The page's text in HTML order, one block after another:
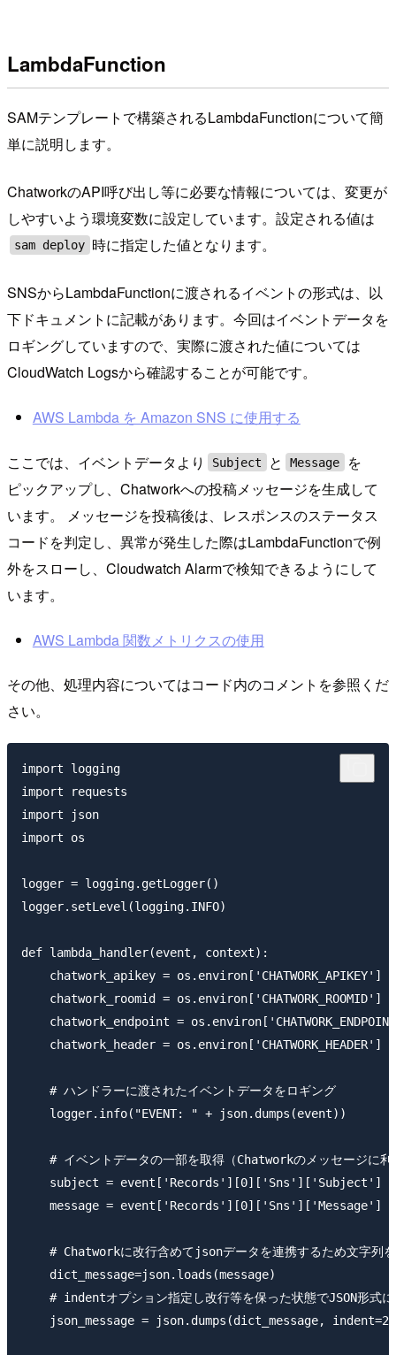
LambdaFunction
SAMテンプレートで構築されるLambdaFunctionについて簡
単に説明します。
ChatworkのAPI呼び出し等に必要な情報については、変更が
しやすいよう環境変数に設定しています。設定される値は
sam deploy 時に指定した値となります。
SNSからLambdaFunctionに渡されるイベントの形式は、以
下ドキュメントに記載があります。今回はイベントデータを
ロギングしていますので、実際に渡された値については
CloudWatch Logsから確認することが可能です。
AWS Lambda を Amazon SNS に使用する
ここでは、イベントデータより Subject と Message
を
ピックアップし、Chatworkへの投稿メッセージを生成して
います。 メッセージを投稿後は、レスポンスのステータス
コードを判定し、異常が発生した際はLambdaFunctionで例
外をスローし、Cloudwatch Alarmで検知できるようにして
います。
AWS Lambda 関数メトリクスの使用
その他、処理内容についてはコード内のコメントを参照くだ
さい。
import logging
import requests
import json
import os
logger = logging.getLogger()
logger.setLevel(logging.INFO)
def lambda_handler(event, context):
chatwork_apikey = os.environ['CHATWORK_APIKEY']
chatwork_roomid = os.environ['CHATWORK_ROOMID']
chatwork_endpoint =
chatwork_header = os.environ['CHATWORK_HEADER']
    # ハンドラーに渡されたイベントデータをロギング
    logger.info("EVENT: " + json.dumps(event))
# イベントデータの一部を取得（Chatworkのメッセージに利
    subject = event['Records'][0]['Sns']['Subject']
    message = event['Records'][0]['Sns']['Message']
# Chatworkに改行含めてjsonデータを連携するため文字列
    dict_message=json.loads(message)
# indentオプション指定し改行等を保った状態でJSON形式に
    json_message = json.dumps(dict_message, indent=2)